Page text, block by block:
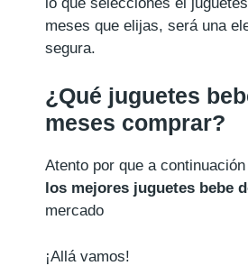
meses que elijas, será una
segura.
¿Qué juguetes
meses comprar?
Atento por que a
los mejores juguetes bebe
mercado
¡Allá vamos!